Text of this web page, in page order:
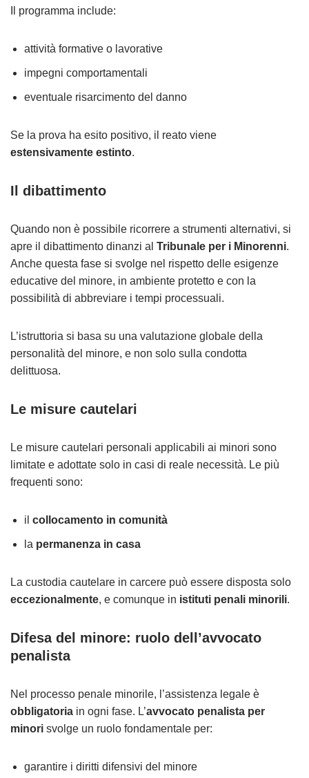
Il programma include:
attività formative o lavorative
impegni comportamentali
eventuale risarcimento del danno
Se la prova ha esito positivo, il reato viene
estensivamente estinto.
Il dibattimento
Quando non è possibile ricorrere a strumenti alternativi, si
apre il dibattimento dinanzi al Tribunale per i Minorenni.
Anche questa fase si svolge nel rispetto delle esigenze
educative del minore, in ambiente protetto e con la
possibilità di abbreviare i tempi processuali.
L’istruttoria si basa su una valutazione globale della
personalità del minore, e non solo sulla condotta
delittuosa.
Le misure cautelari
Le misure cautelari personali applicabili ai minori sono
limitate e adottate solo in casi di reale necessità. Le più
frequenti sono:
il collocamento in comunità
la permanenza in casa
La custodia cautelare in carcere può essere disposta solo
eccezionalmente, e comunque in istituti penali minorili.
Difesa del minore: ruolo dell’avvocato
penalista
Nel processo penale minorile, l’assistenza legale è
obbligatoria in ogni fase. L’avvocato penalista per
minori svolge un ruolo fondamentale per:
garantire i diritti difensivi del minore